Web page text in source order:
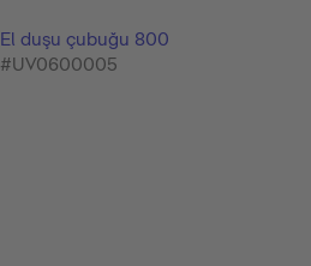
El duşu çubuğu 800
#UV0600005